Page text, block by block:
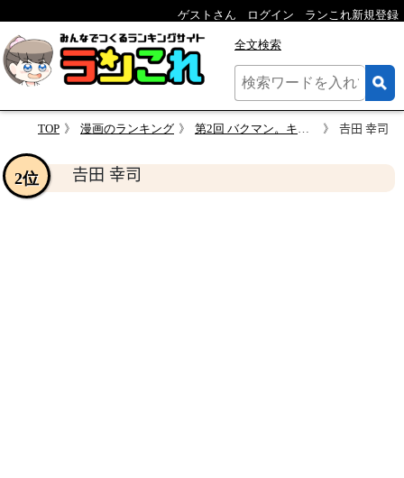
ゲストさん ログイン ランこれ新規登録
全文検索
TOP 漫画のランキング 第2回 バクマン。キャラクター人気投票 𠮷田 幸司
𠮷田 幸司
2位